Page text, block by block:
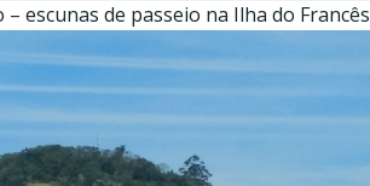
– escunas de passeio na Ilha do Francês